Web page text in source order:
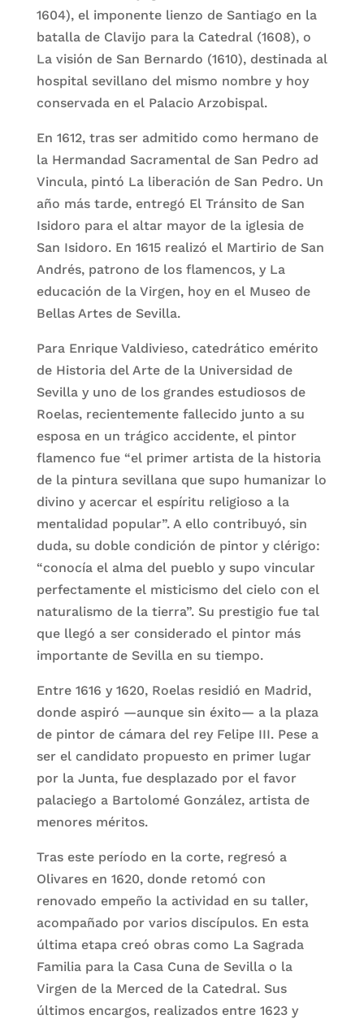
1604), el imponente lienzo de Santiago en la
batalla de Clavijo para la Catedral (1608), o
La visión de San Bernardo (1610), destinada al
hospital sevillano del mismo nombre y hoy
conservada en el Palacio Arzobispal.
En 1612, tras ser admitido como hermano de
la Hermandad Sacramental de San Pedro ad
Vincula, pintó La liberación de San Pedro. Un
año más tarde, entregó El Tránsito de San
Isidoro para el altar mayor de la iglesia de
San Isidoro. En 1615 realizó el Martirio de San
Andrés, patrono de los flamencos, y La
educación de la Virgen, hoy en el Museo de
Bellas Artes de Sevilla.
Para Enrique Valdivieso, catedrático emérito
de Historia del Arte de la Universidad de
Sevilla y uno de los grandes estudiosos de
Roelas, recientemente fallecido junto a su
esposa en un trágico accidente, el pintor
flamenco fue “el primer artista de la historia
de la pintura sevillana que supo humanizar lo
divino y acercar el espíritu religioso a la
mentalidad popular”. A ello contribuyó, sin
duda, su doble condición de pintor y clérigo:
“conocía el alma del pueblo y supo vincular
perfectamente el misticismo del cielo con el
naturalismo de la tierra”. Su prestigio fue tal
que llegó a ser considerado el pintor más
importante de Sevilla en su tiempo.
Entre 1616 y 1620, Roelas residió en Madrid,
donde aspiró —aunque sin éxito— a la plaza
de pintor de cámara del rey Felipe III. Pese a
ser el candidato propuesto en primer lugar
por la Junta, fue desplazado por el favor
palaciego a Bartolomé González, artista de
menores méritos.
Tras este período en la corte, regresó a
Olivares en 1620, donde retomó con
renovado empeño la actividad en su taller,
acompañado por varios discípulos. En esta
última etapa creó obras como La Sagrada
Familia para la Casa Cuna de Sevilla o la
Virgen de la Merced de la Catedral. Sus
últimos encargos, realizados entre 1623 y